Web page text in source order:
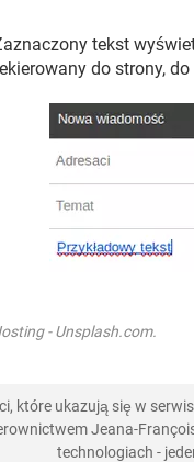
tekst
do strony,
- Unsplash.com.
które ukazują się w
Jeana-
technologiach -